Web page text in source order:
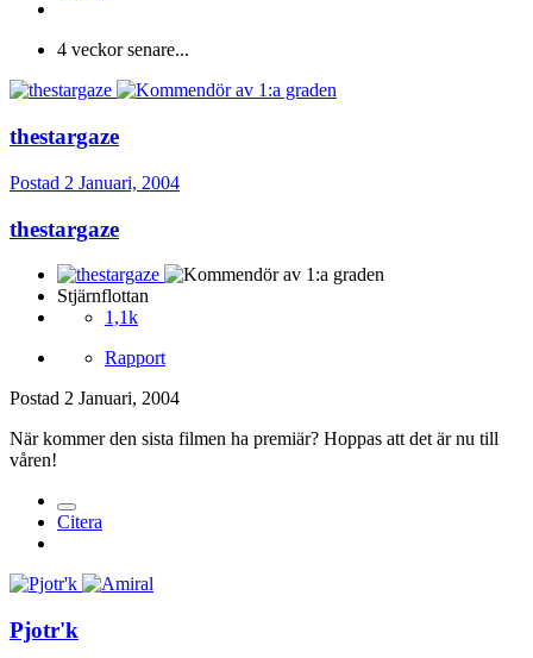
4 veckor senare...
thestargaze
Postad 2 Januari, 2004
thestargaze
Stjärnflottan
1,1k
Rapport
Postad 2 Januari, 2004
När kommer den sista filmen ha premiär? Hoppas att det är nu till
våren!
Citera
Pjotr'k